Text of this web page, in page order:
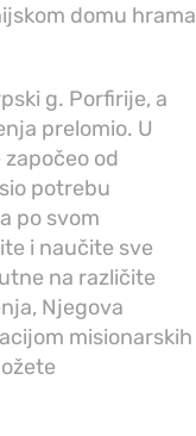
domu hrama
g. Porfirije, a
prelomio. U
od
potrebu
po svom
i naučite sve
na različite
Njegova
misionarskih